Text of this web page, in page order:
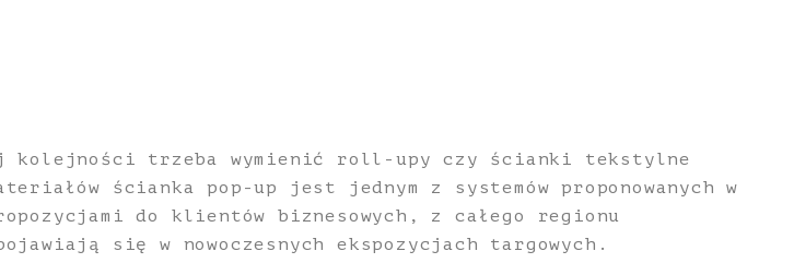
kolejności trzeba wymienić roll-upy czy ścianki tekstylne
ścianka pop-up jest jednym z systemów proponowanych w
do klientów biznesowych, z całego regionu
się w nowoczesnych ekspozycjach targowych.